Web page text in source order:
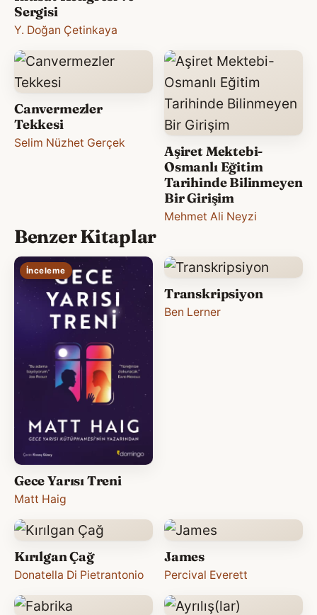
Sergisi
Y. Doğan Çetinkaya
Canvermezler
Tekkesi
Selim Nüzhet Gerçek
Aşiret Mektebi-
Osmanlı Eğitim
Tarihinde Bilinmeyen
Bir Girişim
Mehmet Ali Neyzi
Benzer Kitaplar
İnceleme
Gece Yarısı Treni
Matt Haig
Transkripsiyon
Ben Lerner
Kırılgan Çağ
Donatella Di Pietrantonio
James
Percival Everett